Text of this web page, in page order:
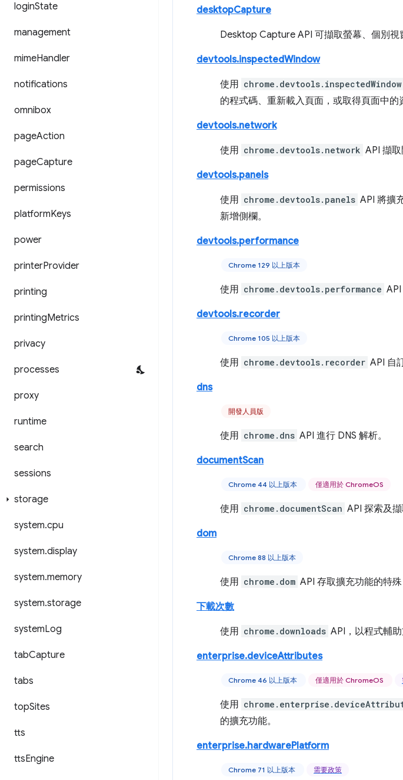
loginState
management
mimeHandler
notifications
omnibox
pageAction
pageCapture
permissions
platformKeys
power
printerProvider
printing
printingMetrics
privacy
processes
proxy
runtime
search
sessions
storage
system.cpu
system.display
system.memory
system.storage
systemLog
tabCapture
tabs
topSites
tts
ttsEngine
desktopCapture
Desktop Capture API 可擷取螢幕、個別視
devtools.inspectedWindow
使用 chrome.devtools.inspectedWindow
的程式碼、重新載入頁面，或取得頁面中的
devtools.network
使用 chrome.devtools.network API 擷
devtools.panels
使用 chrome.devtools.panels API 將擴
新增側欄。
devtools.performance
Chrome 129 以上版本
使用 chrome.devtools.performance
devtools.recorder
Chrome 105 以上版本
使用 chrome.devtools.recorder API 自
dns
開發人員版
使用 chrome.dns API 進行 DNS 解析。
documentScan
Chrome 44 以上版本 僅適用於 ChromeOS
使用 chrome.documentScan API 探索及
dom
Chrome 88 以上版本
使用 chrome.dom API 存取擴充功能的特
下載次數
使用 chrome.downloads API，以程式輔
enterprise.deviceAttributes
Chrome 46 以上版本 僅適用於 ChromeOS
使用
的擴充功能。
enterprise.hardwarePlatform
Chrome 71 以上版本 需要政策